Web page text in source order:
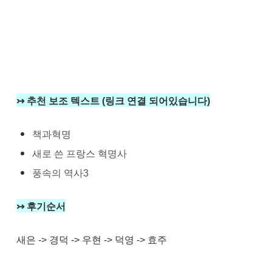
↣ 추천 보조 텍스트 (링크 연결 되어있습니다)
책과혁명
새로 쓴 프랑스 혁명사
풍속의 역사3
↣ 후기순서
새은 -> 경덕 -> 우현 -> 덕영 -> 효주